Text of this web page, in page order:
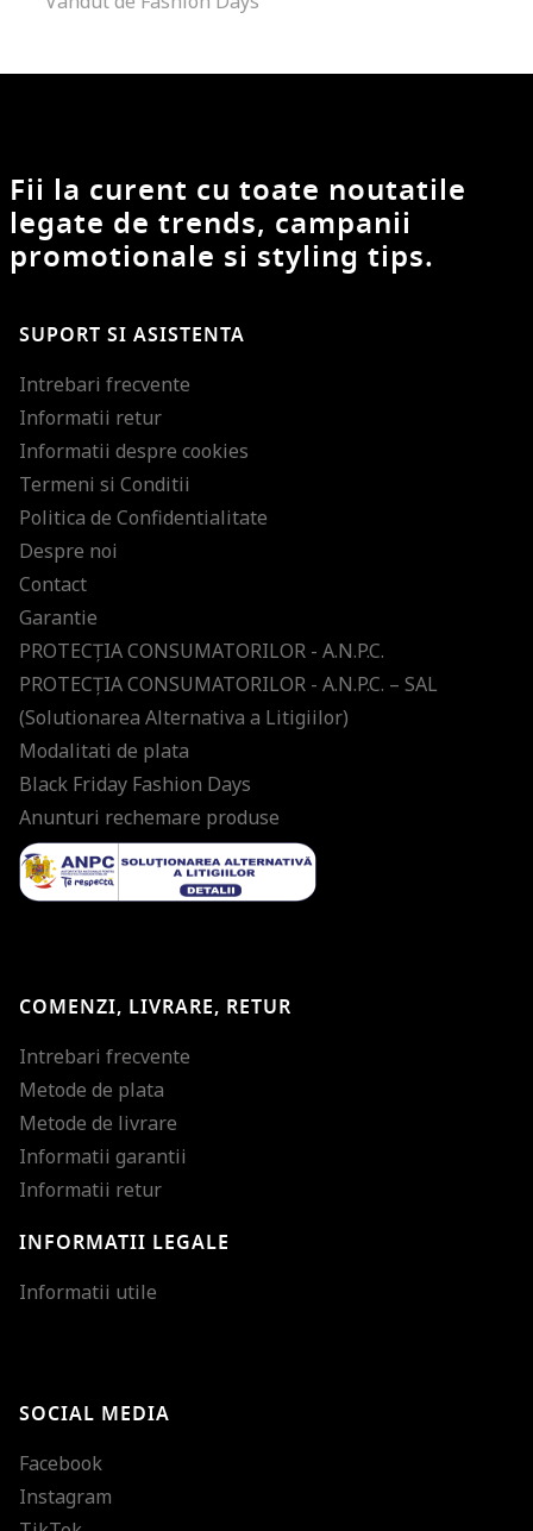
Fii la curent cu toate noutatile
legate de trends, campanii
promotionale si styling tips.
SUPORT SI ASISTENTA
Intrebari frecvente
Informatii retur
Informatii despre cookies
Termeni si Conditii
Politica de Confidentialitate
Despre noi
Contact
Garantie
PROTECŢIA CONSUMATORILOR - A.N.P.C.
PROTECŢIA CONSUMATORILOR - A.N.P.C. – SAL
(Solutionarea Alternativa a Litigiilor)
Modalitati de plata
Black Friday Fashion Days
Anunturi rechemare produse
COMENZI, LIVRARE, RETUR
Intrebari frecvente
Metode de plata
Metode de livrare
Informatii garantii
Informatii retur
INFORMATII LEGALE
Informatii utile
SOCIAL MEDIA
Facebook
Instagram